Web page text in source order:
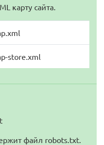
карту сайта.
store.xml
файл robots.txt.